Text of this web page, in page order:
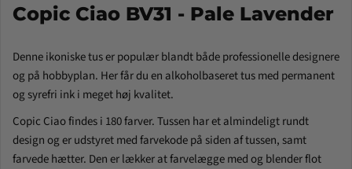
Copic Ciao BV31 - Pale Lavender
Denne ikoniske tus er populær blandt både professionelle designere
og på hobbyplan. Her får du en alkoholbaseret tus med permanent
og syrefri ink i meget høj kvalitet.
Copic Ciao findes i 180 farver. Tussen har et almindeligt rundt
design og er udstyret med farvekode på siden af tussen, samt
farvede hætter. Den erlækker at farvelægge med og blender flot